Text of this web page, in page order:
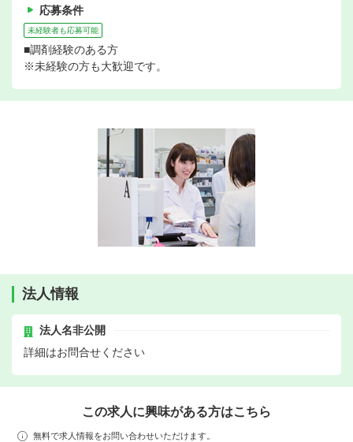
応募条件
未経験者も応募可能
■調剤経験のある方
※未経験の方も大歓迎です。
法人情報
法人名非公開
詳細はお問合せください
この求人に興味がある方はこちら
無料で求人情報をお問い合わせいただけます。